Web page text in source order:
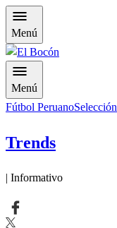
Menú
Menú
Fútbol Peruano
Trends
| Informativo